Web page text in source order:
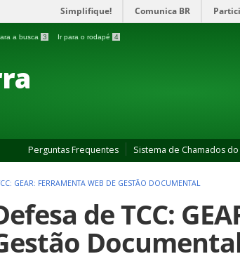
Simplifique! Comunica BR
a busca 3 Ir para o rodapé 4
Perguntas Frequentes Sistema de Chamados
GEAR: FERRAMENTA WEB DE GESTÃO DOCUMENTAL
de TCC: